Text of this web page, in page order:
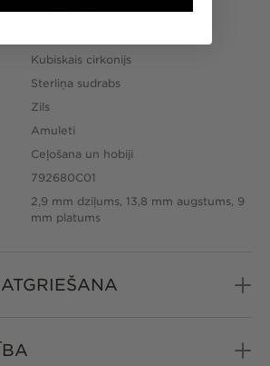
Pandora Moments
Kubiskais cirkonijs
Sterliņa sudrabs
Zils
Amuleti
Ceļošana un hobiji
792680C01
2,9 mm dziļums, 13,8 mm augstums, 9
mm platums